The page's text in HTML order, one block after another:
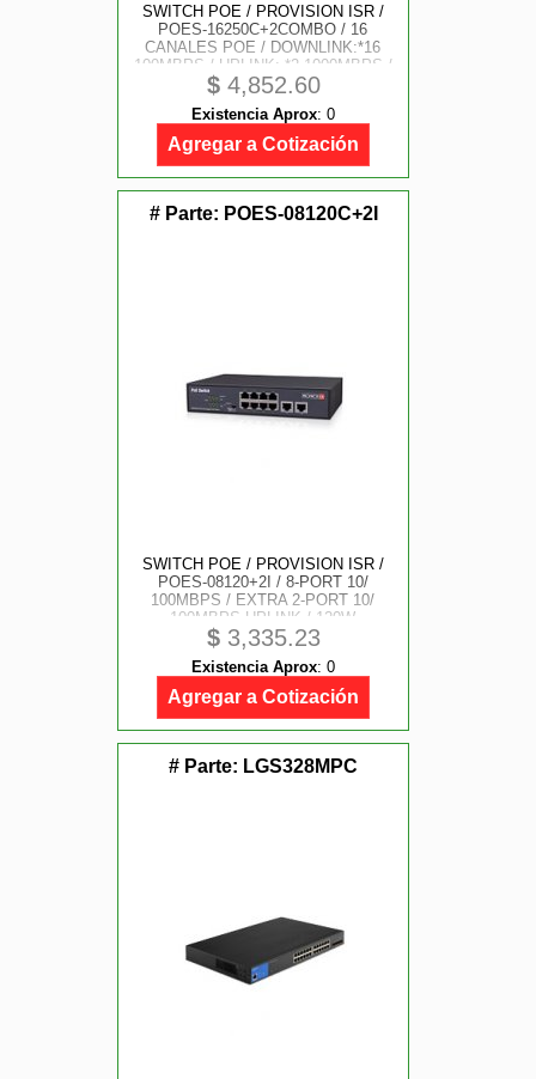
SWITCH POE / PROVISION ISR /
POES-16250C+2COMBO / 16
CANALES POE / DOWNLINK:*16
100MBPS / UPLINK: *2 1000MBPS /
TOTAL POE 250W
$4,852.60
Existencia Aprox: 0
Agregar a Cotización
# Parte: POES-08120C+2I
SWITCH POE / PROVISION ISR /
POES-08120+2I / 8-PORT 10/
100MBPS / EXTRA 2-PORT 10/
100MBPS UPLINK / 120W
INTERNAL POWER SUPPLY
$3,335.23
Existencia Aprox: 0
Agregar a Cotización
# Parte: LGS328MPC